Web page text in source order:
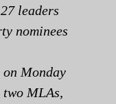
leaders
nominees
Monday
MLAs,